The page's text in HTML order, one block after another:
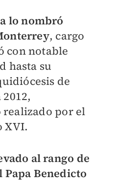
lo nombró
, cargo
con notable
hasta su
de
por el
XVI.
al rango de
Papa Benedicto